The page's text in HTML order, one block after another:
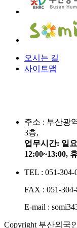
오시는 길
사이트맵
주소 : 부산광
3층,
업무시간: 일
12:00~13:00,
TEL : 051-304-
FAX : 051-
E-mail :
Copyright 부산외국